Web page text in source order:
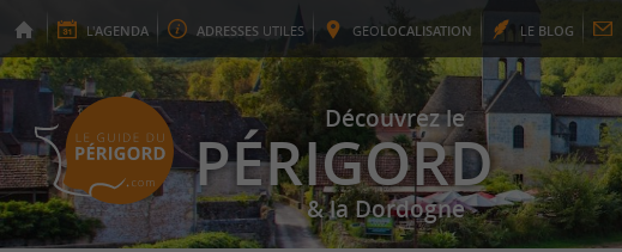
L'AGENDA ADRESSES UTILES GEOLOCALISATION LE BLOG
Découvrez le
PÉRIGORD
& la Dordogne